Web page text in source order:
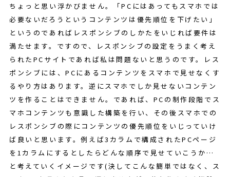
ちょっと思い浮かびません。「PCにはあってもスマホでは
必要ないだろうというコンテンツは優先順位を下げたい」
というのであればレスポンシブのしかたをいじれば要件は
満たせます。ですので、レスポンシブの設定をうまく考え
られたPCサイトであれば私は問題ないと思うのです。レス
ポンシブには、PCにあるコンテンツをスマホで見せなくす
るやり方はあります。逆にスマホでしか見せないコンテン
ツを作ることはできません。であれば、PCの制作段階でス
マホコンテンツも意識した構築を行い、その後スマホでの
レスポンシブの際にコンテンツの優先順位をいじっていけ
ば良いと思います。例えば3カラムで構成されたPCページ
を1カラムにするとしたらどんな順序で見せていこうか…
と考えていくイメージです(決してこんな簡単ではなく、ス